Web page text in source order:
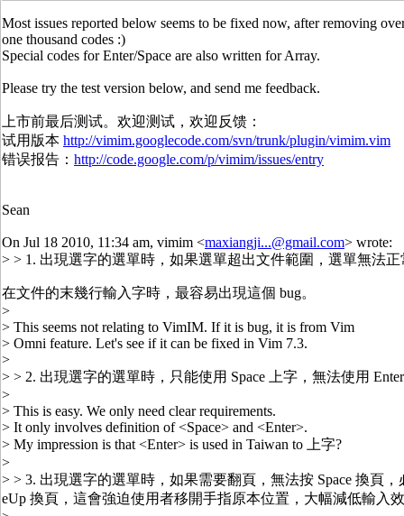
Most issues reported below seems to be fixed now, after removing
one thousand codes :)
Special codes for Enter/Space are also written for Array.
Please try the test version below, and send me feedback.
上市前最后测试。欢迎测试，欢迎反馈：
试用版本 http://vimim.googlecode.com/svn/trunk/plugin/vimim.vim
错误报告： http://code.google.com/p/vimim/issues/entry
Sean
On Jul 18 2010, 11:34 am, vimim <maxiangji...@gmail.com> wrote:
> > 1. 出現選字的選單時，如果選單超出文件範圍，選單無法
在文件的末幾行輸入字時，最容易出現這個 bug。
>
> This seems not relating to VimIM. If it is bug, it is from Vim
> Omni feature. Let's see if it can be fixed in Vim 7.3.
>
> > 2. 出現選字的選單時，只能使用 Space 上字，無法使用
>
> This is easy. We only need clear requirements.
> It only involves definition of <Space> and <Enter>.
> My impression is that <Enter> is used in Taiwan to 上字?
>
> > 3. 出現選字的選單時，如果需要翻頁，無法按 Space 換頁，
eUp 換頁，這會強迫使用者移開手指原本位置，大幅減低輸入